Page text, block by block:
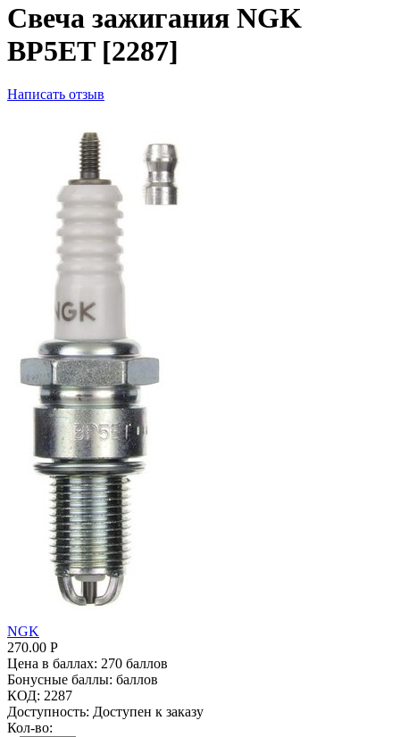
Свеча зажигания NGK
BP5ET [2287]
Написать отзыв
NGK
270.00 Р
Цена в баллах: 270 баллов
Бонусные баллы: баллов
КОД: 2287
Доступность: Доступен к заказу
Кол-во: